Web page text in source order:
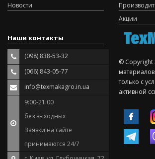
Новости
Акции
Наши контакты
(098) 838-53-32
(066) 843-05-77
info@texmakagro.in.ua
9:00-21:00
без выходных
Заявки на сайте
принимаются 24/7
© Copyright
только с
активной